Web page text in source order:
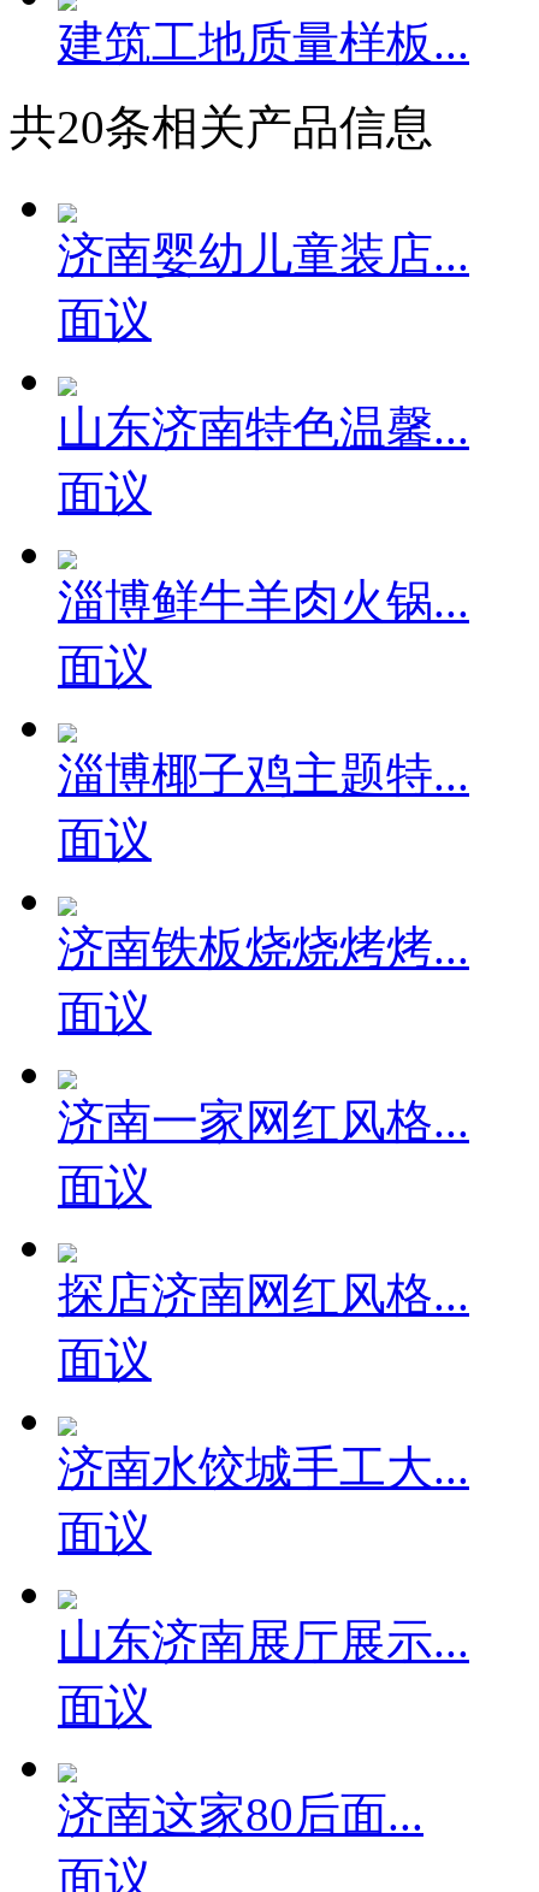
建筑工地质量样板...
共
条相关产品信息
济南婴幼儿童装店...
面议
山东济南特色温馨...
面议
淄博鲜牛羊肉火锅...
面议
淄博椰子鸡主题特...
面议
济南铁板烧烧烤烤...
面议
济南一家网红风格...
面议
探店济南网红风格...
面议
济南水饺城手工大...
面议
山东济南展厅展示...
面议
济南这家80后面...